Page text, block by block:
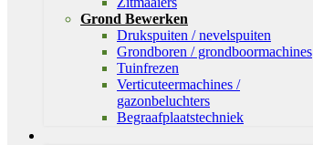
Grond Bewerken
Drukspuiten / nevelspuiten
Grondboren / grondboormachines
Tuinfrezen
Verticuteermachines /
gazonbeluchters
Begraafplaatstechniek